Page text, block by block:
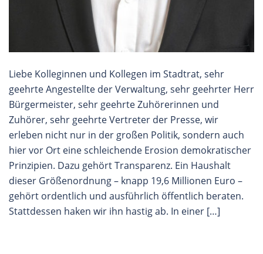
Liebe Kolleginnen und Kollegen im Stadtrat, sehr
geehrte Angestellte der Verwaltung, sehr geehrter Herr
Bürgermeister, sehr geehrte Zuhörerinnen und
Zuhörer, sehr geehrte Vertreter der Presse, wir
erleben nicht nur in der großen Politik, sondern auch
hier vor Ort eine schleichende Erosion demokratischer
Prinzipien. Dazu gehört Transparenz. Ein Haushalt
dieser Größenordnung – knapp 19,6 Millionen Euro –
gehört ordentlich und ausführlich öffentlich beraten.
Stattdessen haken wir ihn hastig ab. In einer […]